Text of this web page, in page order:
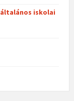
iskolai